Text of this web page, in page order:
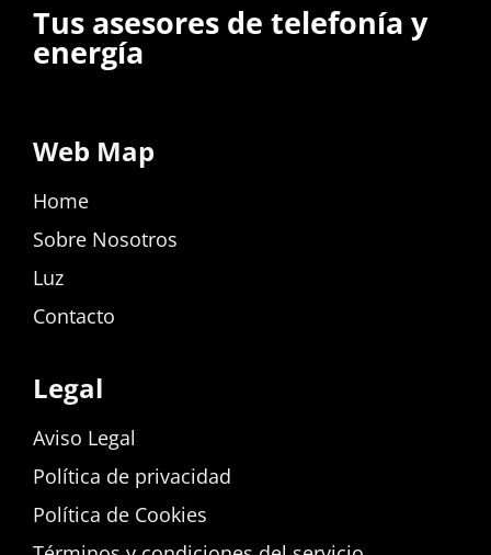
Tus asesores de telefonía y
energía
Web Map
Home
Sobre Nosotros
Luz
Contacto
Legal
Aviso Legal
Política de privacidad
Política de Cookies